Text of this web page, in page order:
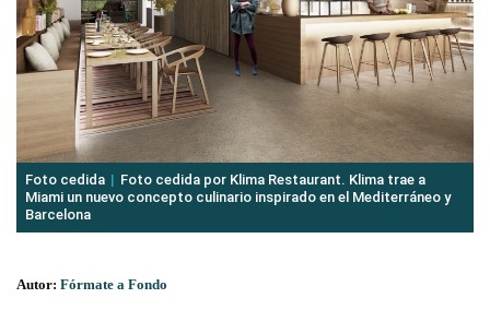
Foto cedida
Foto cedida por Klima Restaurant. Klima trae a
Miami un nuevo concepto culinario inspirado en el Mediterráneo y
Barcelona
Autor: Fórmate a Fondo